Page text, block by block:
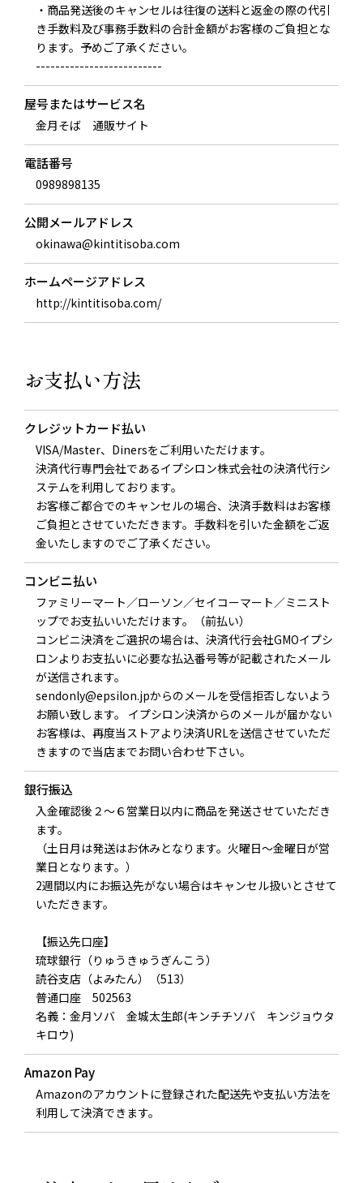
店舗情報
・商品発送後のキャンセルは往復の送料と返金の際の代引
き手数料及び事務手数料の合計金額がお客様のご負担とな
ります。予めご了承ください。
--------------------------
屋号またはサービス名
金月そば 通販サイト
電話番号
0989898135
公開メールアドレス
okinawa@kintitisoba.com
ホームページアドレス
http://kintitisoba.com/
お支払い方法
クレジットカード払い
VISA/Master、Dinersをご利用いただけます。
決済代行専門会社であるイプシロン株式会社の決済代行シ
ステムを利用しております。
お客様ご都合でのキャンセルの場合、決済手数料はお客様
ご負担とさせていただきます。手数料を引いた金額をご返
金いたしますのでご了承ください。
コンビニ払い
ファミリーマート／ローソン／セイコーマート／ミニスト
ップでお支払いいただけます。（前払い）
コンビニ決済をご選択の場合は、決済代行会社GMOイプシ
ロンよりお支払いに必要な払込番号等が記載されたメール
が送信されます。
sendonly@epsilon.jpからのメールを受信拒否しないよう
お願い致します。 イプシロン決済からのメールが届かない
お客様は、再度当ストアより決済URLを送信させていただ
きますので当店までお問い合わせ下さい。
銀行振込
入金確認後２～６営業日以内に商品を発送させていただき
ます。
（土日月は発送はお休みとなります。火曜日～金曜日が営
業日となります。）
2週間以内にお振込先がない場合はキャンセル扱いとさせて
いただきます。
【振込先口座】
琉球銀行（りゅうきゅうぎんこう）
読谷支店（よみたん）（513）
普通口座 502563
名義：金月ソバ 金城太生郎(キンチチソバ キンジョウタ
キロウ)
Amazon Pay
Amazonのアカウントに登録された配送先や支払い方法を
利用して決済できます。